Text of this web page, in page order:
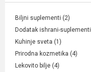
Biljni suplementi (2)
Dodatak ishrani-suplementi
Kuhinje sveta (1)
Prirodna kozmetika (4)
Lekovito bilje (4)